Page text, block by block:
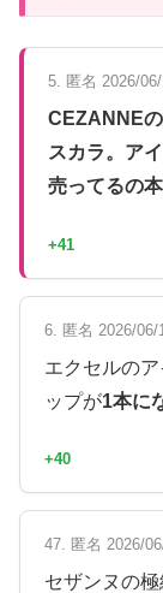
5. 匿名 2026/
CEZANNE
スカラ。ア
売ってるの
+41
6. 匿名 2026/06/
エクセルの
ップが1本に
+40
47. 匿名 2026/
セザンヌの